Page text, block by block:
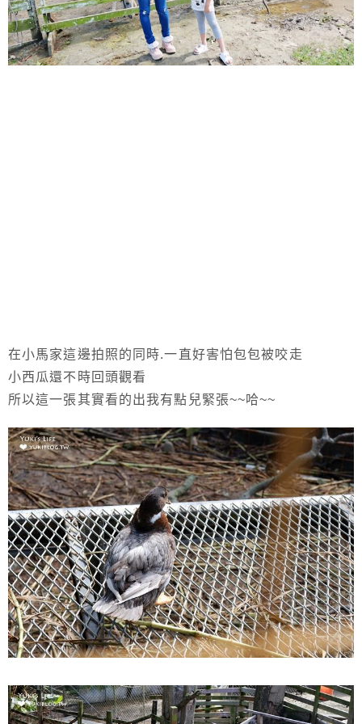
在小馬家這邊拍照的同時.一直好害怕包包被咬走
小西瓜還不時回頭觀看
所以這一張其實看的出我有點兒緊張~~哈~~